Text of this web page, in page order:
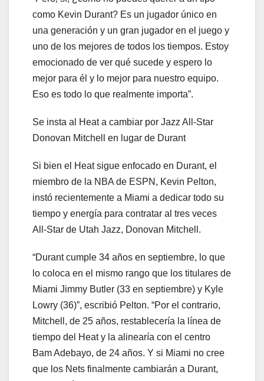
como Kevin Durant? Es un jugador único en
una generación y un gran jugador en el juego y
uno de los mejores de todos los tiempos. Estoy
emocionado de ver qué sucede y espero lo
mejor para él y lo mejor para nuestro equipo.
Eso es todo lo que realmente importa”.
Se insta al Heat a cambiar por Jazz All-Star
Donovan Mitchell en lugar de Durant
Si bien el Heat sigue enfocado en Durant, el
miembro de la NBA de ESPN, Kevin Pelton,
instó recientemente a Miami a dedicar todo su
tiempo y energía para contratar al tres veces
All-Star de Utah Jazz, Donovan Mitchell.
“Durant cumple 34 años en septiembre, lo que
lo coloca en el mismo rango que los titulares de
Miami Jimmy Butler (33 en septiembre) y Kyle
Lowry (36)”, escribió Pelton. “Por el contrario,
Mitchell, de 25 años, restablecería la línea de
tiempo del Heat y la alinearía con el centro
Bam Adebayo, de 24 años. Y si Miami no cree
que los Nets finalmente cambiarán a Durant,